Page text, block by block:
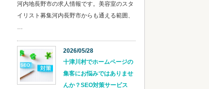
河内地長野市の求人情報です。美容室のスタ
イリスト募集河内長野市からも通える範囲、
…
2026/05/28
十津川村でホームページの
集客にお悩みではありませ
んか？SEO対策サービス